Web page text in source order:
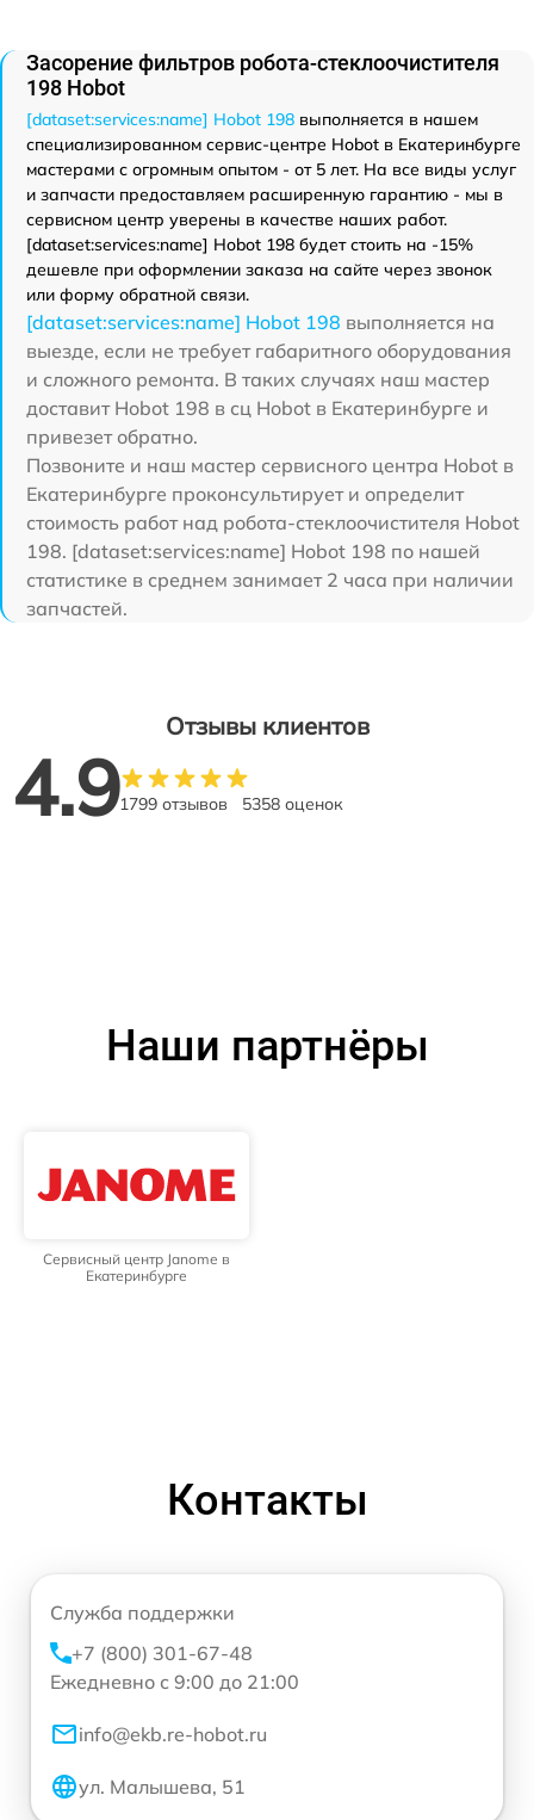
Засорение фильтров робота-стеклоочистителя
198 Hobot
[dataset:services:name] Hobot 198 выполняется в нашем
специализированном сервис-центре Hobot в Екатеринбурге
мастерами с огромным опытом - от 5 лет. На все виды услуг
и запчасти предоставляем расширенную гарантию - мы в
сервисном центр уверены в качестве наших работ.
[dataset:services:name] Hobot 198 будет стоить на -15%
дешевле при оформлении заказа на сайте через звонок
или форму обратной связи.
[dataset:services:name] Hobot 198 выполняется на
выезде, если не требует габаритного оборудования
и сложного ремонта. В таких случаях наш мастер
доставит Hobot 198 в сц Hobot в Екатеринбурге и
привезет обратно.
Позвоните и наш мастер сервисного центра Hobot в
Екатеринбурге проконсультирует и определит
стоимость работ над робота-стеклоочистителя Hobot
198. [dataset:services:name] Hobot 198 по нашей
статистике в среднем занимает 2 часа при наличии
запчастей.
Отзывы клиентов
4.91799 отзывов 5358 оценок
Наши партнёры
Сервисный центр Janome в
Екатеринбурге
Контакты
Служба поддержки
+7 (800) 301-67-48
Ежедневно с 9:00 до 21:00
info@ekb.re-hobot.ru
ул. Малышева, 51